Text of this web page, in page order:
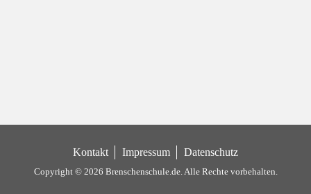
Copyright © 2026 Brenschenschule.de.Alle Rechte vorbehalten.
Kontakt Impressum Datenschutz